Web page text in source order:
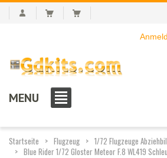
MENU
Startseite Flugzeug
1/72 Flugzeuge
Blue Rider 1/72 Gloster Meteor F.8 WL419